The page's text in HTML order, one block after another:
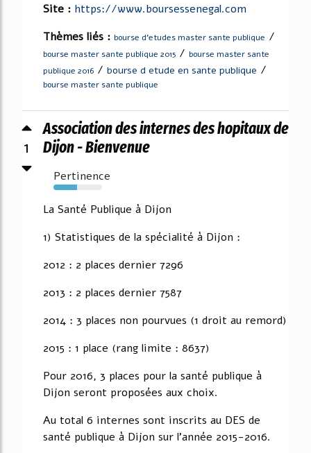
Site : https://www.boursessenegal.com
Thèmes liés : bourse d'etudes master sante publique /
bourse master sante publique 2015 / bourse master sante
publique 2016 / bourse d etude en sante publique /
bourse master sante publique
1
Association des internes des hopitaux de
Dijon - Bienvenue
Pertinence
48%
La Santé Publique à Dijon
1) Statistiques de la spécialité à Dijon :
2012 : 2 places dernier 7296
2013 : 2 places dernier 7587
2014 : 3 places non pourvues (1 droit au remord)
2015 : 1 place (rang limite : 8637)
Pour 2016, 3 places pour la santé publique à
Dijon seront proposées aux choix.
Au total 6 internes sont inscrits au DES de
santé publique à Dijon sur l'année 2015-2016.